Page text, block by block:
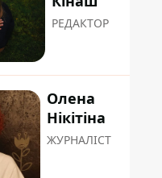
РЕДАКТОР
Олена
Нікітіна
ЖУРНАЛІСТ